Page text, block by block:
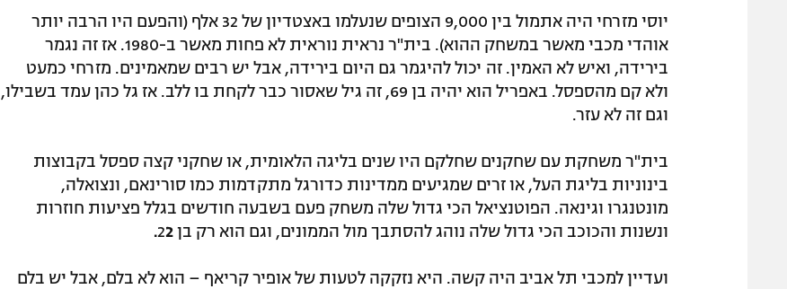
יוסי מזרחי היה אתמול בין 9,000 הצופים שנעלמו באצטדיון של 32 אלף (והפעם היו הרבה יותר
אוהדי מכבי מאשר במשחק ההוא). בית"ר נראית נוראית לא פחות מאשר ב-1980. אז זה נגמר
בירידה, ואיש לא האמין. זה יכול להיגמר גם היום בירידה, אבל יש רבים שמאמינים. מזרחי כמעט
ולא קם מהספסל. באפריל הוא יהיה בן 69, זה גיל שאסור כבר לקחת בו ללב. אז גל כהן עמד בשבילו,
וגם זה לא עזר.
בית"ר משחקת עם שחקנים שחלקם היו שנים בליגה הלאומית, או שחקני קצה ספסל בקבוצות
בינוניות בליגת העל, או זרים שמגיעים ממדינות כדורגל מתקדמות כמו סורינאם, ונצואלה,
מונטנגרו וגינאה. הפוטנציאל הכי גדול שלה משחק פעם בשבעה חודשים בגלל פציעות חוזרות
ונשנות והכוכב הכי גדול שלה נוהג להסתבך מול הממונים, וגם הוא רק בן 2 2.
ועדיין למכבי תל אביב היה קשה. היא נזקקה לטעות של אופיר קריאף – הוא לא בלם, אבל יש בלם